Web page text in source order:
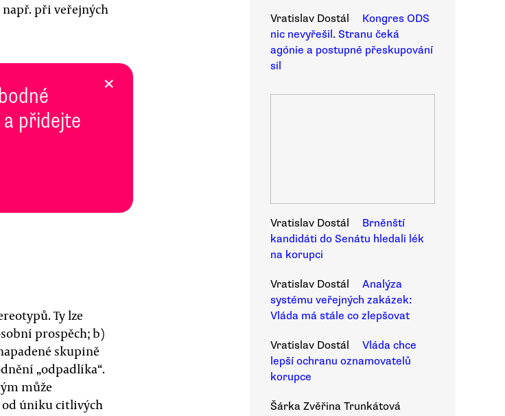
při veřejných
přidejte
×
Ty lze
prospěch; b)
skupině
„odpadlíka“.
může
úniku citlivých
Vratislav Dostál
Kongres ODS
nic nevyřešil. Stranu čeká
agónie a postupné přeskupování
sil
Vratislav Dostál
Brněnští
kandidáti do Senátu hledali lék
na korupci
Vratislav Dostál
Analýza
systému veřejných zakázek:
Vláda má stále co zlepšovat
Vratislav Dostál
Vláda chce
lepší ochranu oznamovatelů
korupce
Šárka Zvěřina Trunkátová